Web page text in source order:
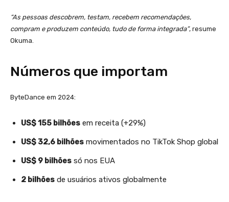
“As pessoas descobrem, testam, recebem recomendações,
compram e produzem conteúdo, tudo de forma integrada”, resume
Okuma.
Números que importam
ByteDance em 2024:
US$ 155 bilhões em receita (+29%)
US$ 32,6 bilhões movimentados no TikTok Shop global
US$ 9 bilhões só nos EUA
2 bilhões de usuários ativos globalmente